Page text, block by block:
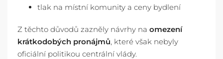
tlak na místní komunity a ceny bydlení
Z těchto důvodů zazněly návrhy na omezení
krátkodobých pronájmů, které však nebyly
oficiální politikou centrální vlády.